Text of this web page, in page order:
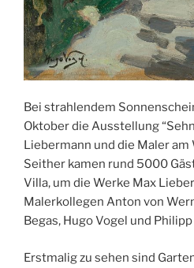
Bei strahlendem
Oktober die Ausstellung
Liebermann und die Maler
Seither kamen rund 5000
Villa, um die Werke Max
Malerkollegen Anton von
Begas, Hugo Vogel und
Erstmalig zu sehen sind